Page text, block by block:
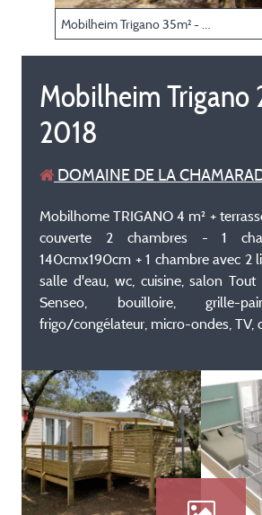
Mobilheim Trigano
2018
DOMAINE DE LA
Mobilhome TRIGANO 4 m² +
couverte 2 chambres - 1
140cmx190cm + 1 chambre avec 2
salle d'eau, wc, cuisine, salon Tout
Senseo, bouilloire, grille-
frigo/congélateur, micro-ondes, TV,